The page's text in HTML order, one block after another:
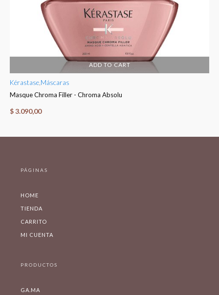
ADD TO CART
Kérastase Máscaras
Masque Chroma Filler - Chroma Absolu
$3.090,00
PÁGINAS
HOME
TIENDA
CARRITO
MI CUENTA
PRODUCTOS
GA.MA